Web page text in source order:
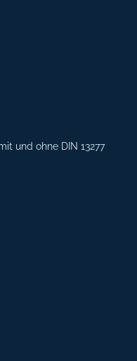
und ohne DIN 13277